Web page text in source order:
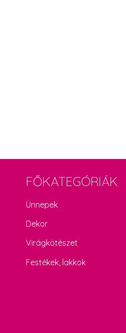
FŐKATEGÓRIÁK
Ünnepek
Dekor
Virágkötészet
Festékek, lakkok